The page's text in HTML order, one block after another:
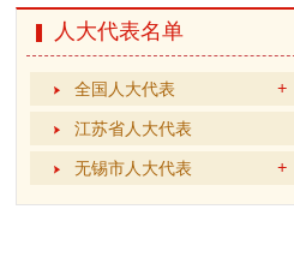
人大代表名单
全国人大代表
江苏省人大代表
无锡市人大代表